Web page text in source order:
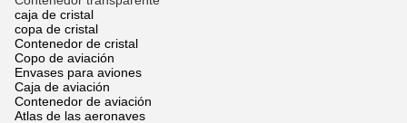
caja de cristal
copa de cristal
Contenedor de cristal
Copo de aviación
Envases para aviones
Caja de aviación
Contenedor de aviación
Atlas de las aeronaves